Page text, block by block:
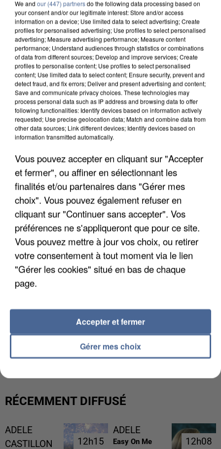
INTERMARCHÉ APRÈS UNE...
GABRIEL ATTAL ET RAPHAËL GLUCKSMANN
VISÉS PAR DES INGÉRENCES...
RÉCEMMENT DIFFUSÉ
ADELE
CASTILLON
12h15
12h15
ADELE
Easy On Me 12h08
12h08
We and our (447) partnersdo the following data processing based on
your consent and/or our legitimate interest: Store and/or access
information on a device; Use limited data to select advertising; Create
profiles for personalised advertising; Use profiles to select personalised
advertising; Measure advertising performance; Measure content
performance; Understand audiences through statistics or combinations
of data from different sources; Develop and improve services; Create
profiles to personalise content; Use profiles to select personalised
content; Use limited data to select content; Ensure security, prevent and
detect fraud, and fix errors; Deliver and present advertising and content;
Save and communicate privacy choices. These technologies may
process personal data such as IP address and browsing data to offer
following functionalities: Identify devices based on information actively
requested; Use precise geolocation data; Match and combine data from
other data sources; Link different devices; Identify devices based on
information transmitted automatically.
Vous pouvez accepter en cliquant sur "Accepter
et fermer", ou affiner en sélectionnant les
finalités et/ou partenaires dans "Gérer mes
choix". Vous pouvez également refuser en
cliquant sur "Continuer sans accepter". Vos
préférences ne s'appliqueront que pour ce site.
Vous pouvez mettre à jour vos choix, ou retirer
votre consentement à tout moment via le lien
"Gérer les cookies" situé en bas de chaque
page.
Gérer mes choix
Accepter et fermer